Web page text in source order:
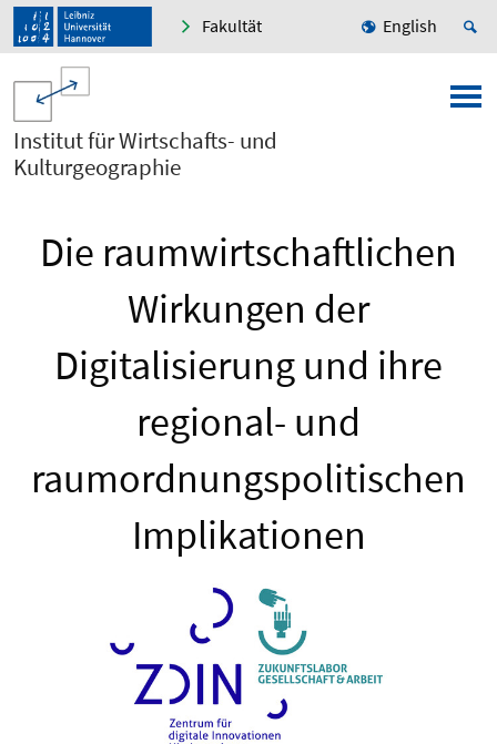
Fakultät English
Institut für Wirtschafts- und
Kulturgeographie
Die raumwirtschaftlichen
Wirkungen der
Digitalisierung und ihre
regional- und
raumordnungspolitischen
Implikationen